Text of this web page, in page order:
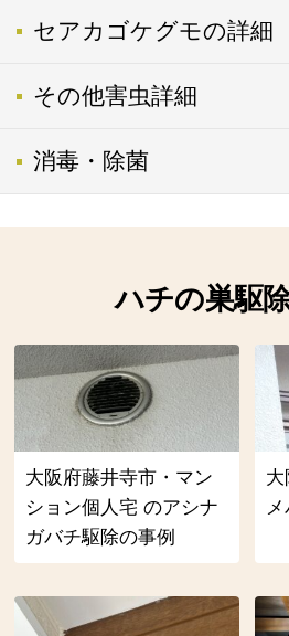
セアカゴケグモの詳細
その他害虫詳細
消毒・除菌
ハチの巣駆
大阪府藤井寺市・マン
ション個人宅 のアシナ
ガバチ駆除の事例